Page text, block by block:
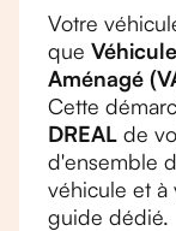
Votre
que
Aménagé
Cette
DREAL de
d'ensemble
véhicule et à
guide dédié.